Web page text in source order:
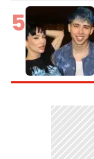
5